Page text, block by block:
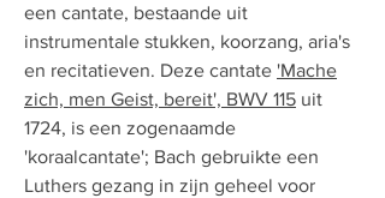
een cantate, bestaande uit
instrumentale stukken, koorzang, aria's
en recitatieven. Deze cantate 'Mache
zich, men Geist, bereit', BWV 115 uit
1724, is een zogenaamde
'koraalcantate'; Bach gebruikte een
Luthers gezang in zijn geheel voor